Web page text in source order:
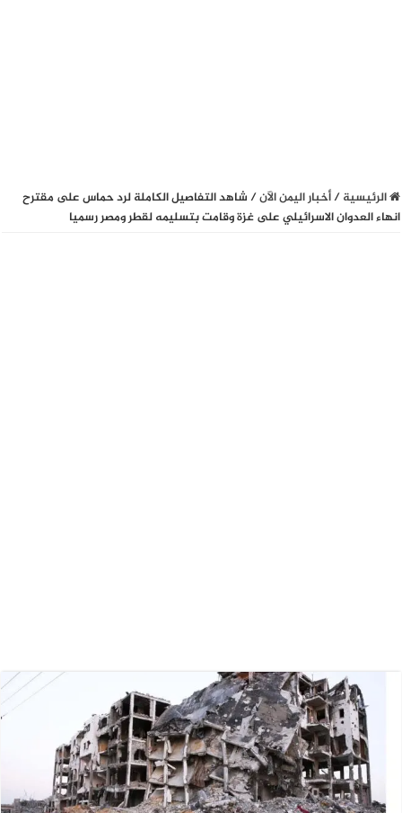
الرئيسية / أخبار اليمن الآن / شاهد التفاصيل الكاملة لرد حماس على مقترح
انهاء العدوان الاسرائيلي على غزة وقامت بتسليمه لقطر ومصر رسميا